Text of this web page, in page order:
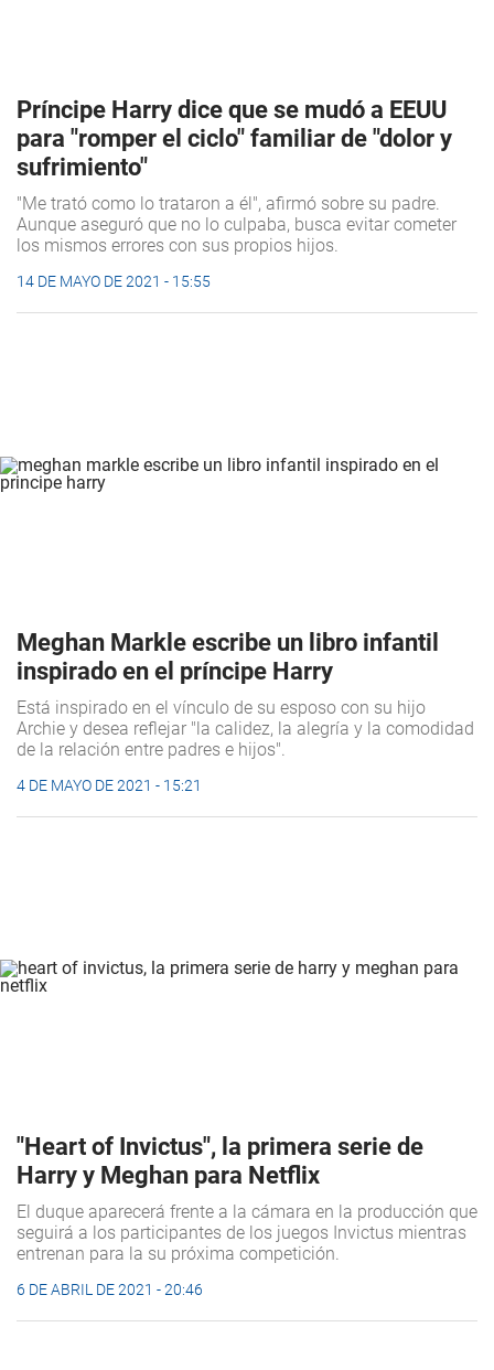
Príncipe Harry dice que se mudó a EEUU
para "romper el ciclo" familiar de "dolor y
sufrimiento"
"Me trató como lo trataron a él", afirmó sobre su padre.
Aunque aseguró que no lo culpaba, busca evitar cometer
los mismos errores con sus propios hijos.
14 DE MAYO DE 2021 - 15:55
Meghan Markle escribe un libro infantil
inspirado en el príncipe Harry
Está inspirado en el vínculo de su esposo con su hijo
Archie y desea reflejar "la calidez, la alegría y la comodidad
de la relación entre padres e hijos".
4 DE MAYO DE 2021 - 15:21
"Heart of Invictus", la primera serie de
Harry y Meghan para Netflix
El duque aparecerá frente a la cámara en la producción que
seguirá a los participantes de los juegos Invictus mientras
entrenan para la su próxima competición.
6 DE ABRIL DE 2021 - 20:46